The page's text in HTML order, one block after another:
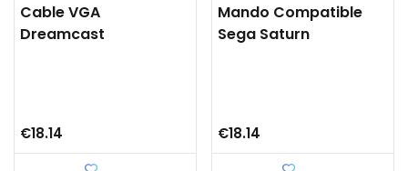
Cable VGA
Dreamcast
€18.14
Mando Compatible
Sega Saturn
€18.14